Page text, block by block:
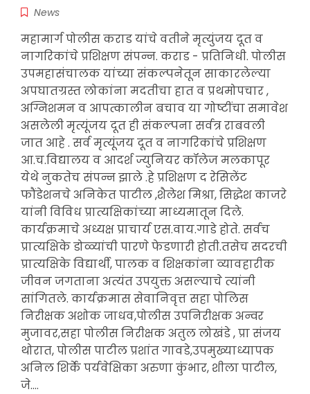
News
महामार्ग पोलीस कराड यांचे वतीने मृत्युंजय दूत व
नागरिकांचे प्रशिक्षण संपन्न. कराड - प्रतिनिधी. पोलीस
उपमहासंचालक यांच्या संकल्पनेतून साकारलेल्या
अपघातग्रस्त लोकांना मदतीचा हात व प्रथमोपचार ,
अग्निशमन व आपत्कालीन बचाव या गोष्टींचा समावेश
असलेली मृत्यूंजय दूत ही संकल्पना सर्वत्र राबवली
जात आहे . सर्व मृत्यूंजय दूत व नागरिकांचे प्रशिक्षण
आ.च.विद्यालय व आदर्श ज्युनियर कॉलेज मलकापूर
येथे नुकतेच संपन्न झाले .हे प्रशिक्षण द रेसिलेंट
फौंडेशनचे अनिकेत पाटील ,शैलेश मिश्रा, सिद्धेश काजरे
यांनी विविध प्रात्यक्षिकांच्या माध्यमातून दिले.
कार्यक्रमाचे अध्यक्ष प्राचार्य एस.वाय.गाडे होते. सर्वच
प्रात्यक्षिके डोळ्यांची पारणे फेडणारी होती.तसेच सदरची
प्रात्यक्षिके विद्यार्थी, पालक व शिक्षकांना व्यावहारीक
जीवन जगताना अत्यंत उपयुक्त असल्याचे त्यांनी
सांगितले. कार्यक्रमास सेवानिवृत्त सहा पोलिस
निरीक्षक अशोक जाधव,पोलीस उपनिरीक्षक अन्वर
मुजावर,सहा पोलीस निरीक्षक अतुल लोखंडे , प्रा संजय
थोरात, पोलीस पाटील प्रशांत गावडे,उपमुख्याध्यापक
अनिल शिर्के पर्यवेक्षिका अरुणा कुंभार, शीला पाटील,
जे.…